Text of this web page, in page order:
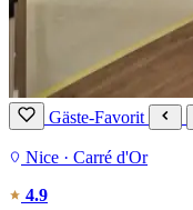
Gäste-Favorit
Nice · Carré d'Or
4.9